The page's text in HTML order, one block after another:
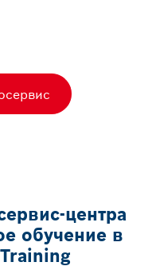
центра
обучение в